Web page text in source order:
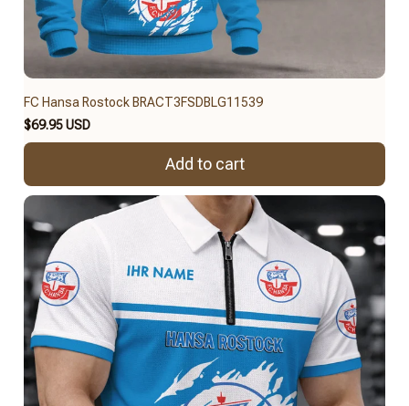
FC Hansa Rostock BRACT3FSDBLG11539
$69.95 USD
Add to cart